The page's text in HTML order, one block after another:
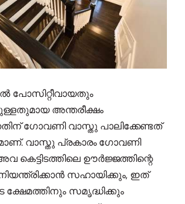
പോസിറ്റീവായതും
അന്തരീക്ഷം
ഗോവണി വാസ്തു പാലിക്കേണ്ടത്
വാസ്തു പ്രകാരം ഗോവണി
കെട്ടിടത്തിലെ ഊർജ്ജത്തിന്റെ
സഹായിക്കും, ഇത്
ക്ഷേമത്തിനും സമൃദ്ധിക്കും